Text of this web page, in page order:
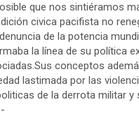
que nos sintiéramos
civica pacifista no
de la potencia
la línea de su política
conceptos
lastimada por las
de la derrota militar